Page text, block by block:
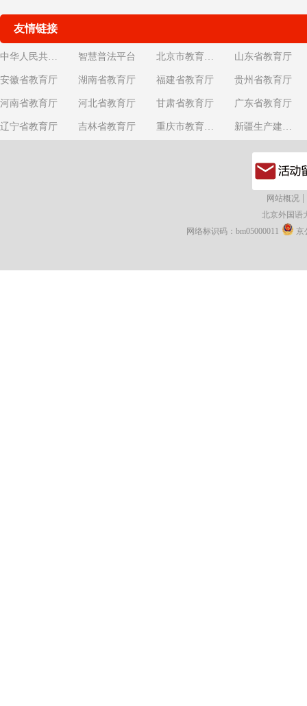
友情链接
智慧普法平台 山东省教育厅
安徽省教育厅 湖南省教育厅 福建省教育厅 贵州省教育厅
河南省教育厅 河北省教育厅 甘肃省教育厅 广东省教育厅
辽宁省教育厅 吉林省教育厅
网站概况
北京外国语
网络标识码：bm05000011
京